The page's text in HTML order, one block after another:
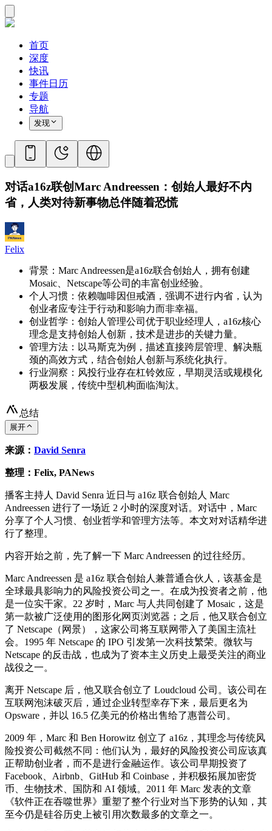
首页
深度
快讯
事件日历
专题
导航
发现
对话a16z联创Marc Andreessen：创始人最好不内
省，人类对待新事物总伴随着恐慌
Felix
背景：Marc Andreessen是a16z联合创始人，拥有创建
Mosaic、Netscape等公司的丰富创业经验。
个人习惯：依赖咖啡因但戒酒，强调不进行内省，认为
创业者应专注于行动和影响力而非幸福。
创业哲学：创始人管理公司优于职业经理人，a16z核心
理念是支持创始人创新，技术是进步的关键力量。
管理方法：以马斯克为例，描述直接跨层管理、解决瓶
颈的高效方式，结合创始人创新与系统化执行。
行业洞察：风投行业存在杠铃效应，早期灵活或规模化
两极发展，传统中型机构面临淘汰。
总结
展开
来源： David Senra
整理：Felix, PANews
播客主持人 David Senra 近日与 a16z 联合创始人 Marc
Andreessen 进行了一场近 2 小时的深度对话。对话中，Marc
分享了个人习惯、创业哲学和管理方法等。本文对对话精华进
行了整理。
内容开始之前，先了解一下 Marc Andreessen 的过往经历。
Marc Andreessen 是 a16z 联合创始人兼普通合伙人，该基金是
全球最具影响力的风险投资公司之一。在成为投资者之前，他
是一位实干家。22 岁时，Marc 与人共同创建了 Mosaic，这是
第一款被广泛使用的图形化网页浏览器；之后，他又联合创立
了 Netscape（网景），这家公司将互联网带入了美国主流社
会。1995 年 Netscape 的 IPO 引发第一次科技繁荣。微软与
Netscape 的反击战，也成为了资本主义历史上最受关注的商业
战役之一。
离开 Netscape 后，他又联合创立了 Loudcloud 公司。该公司在
互联网泡沫破灭后，通过企业转型幸存下来，最后更名为
Opsware，并以 16.5 亿美元的价格出售给了惠普公司。
2009 年，Marc 和 Ben Horowitz 创立了 a16z，其理念与传统风
险投资公司截然不同：他们认为，最好的风险投资公司应该真
正帮助创业者，而不是进行金融运作。该公司早期投资了
Facebook、Airbnb、GitHub 和 Coinbase，并积极拓展加密货
币、生物技术、国防和 AI 领域。2011 年 Marc 发表的文章
《软件正在吞噬世界》重塑了整个行业对当下形势的认知，其
至今仍是硅谷历史上被引用次数最多的文章之一。